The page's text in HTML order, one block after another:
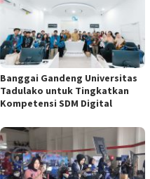
Banggai Gandeng Universitas
Tadulako untuk Tingkatkan
Kompetensi SDM Digital